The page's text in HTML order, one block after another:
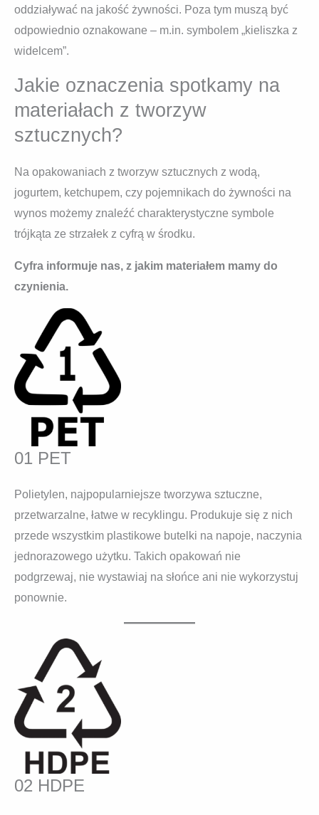
oddziaływać na jakość żywności. Poza tym muszą być
odpowiednio oznakowane – m.in. symbolem „kieliszka z
widelcem”.
Jakie oznaczenia spotkamy na
materiałach z tworzyw
sztucznych?
Na opakowaniach z tworzyw sztucznych z wodą,
jogurtem, ketchupem, czy pojemnikach do żywności na
wynos możemy znaleźć charakterystyczne symbole
trójkąta ze strzałek z cyfrą w środku.
Cyfra informuje nas, z jakim materiałem mamy do
czynienia.
01 PET
Polietylen, najpopularniejsze tworzywa sztuczne,
przetwarzalne, łatwe w recyklingu. Produkuje się z nich
przede wszystkim plastikowe butelki na napoje, naczynia
jednorazowego użytku. Takich opakowań nie
podgrzewaj, nie wystawiaj na słońce ani nie wykorzystuj
ponownie.
02 HDPE